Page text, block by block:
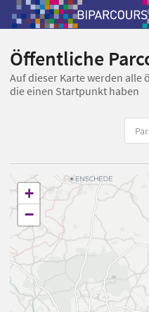
Öffentliche
Auf dieser Karte werden alle
die einen Startpunkt haben
+
−